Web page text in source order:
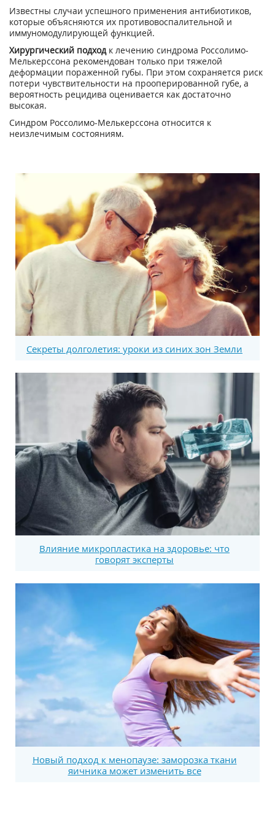
Известны случаи успешного применения антибиотиков,
которые объясняются их противовоспалительной и
иммуномодулирующей функцией.
Хирургический подходк лечению синдрома Россолимо-
Мелькерссона рекомендован только при тяжелой
деформации пораженной губы. При этом сохраняется риск
потери чувствительности на прооперированной губе, а
вероятность рецидива оценивается как достаточно
высокая.
Синдром Россолимо-Мелькерссона относится к
неизлечимым состояниям.
Секреты долголетия: уроки из синих зон Земли
Влияние микропластика на здоровье: что
говорят эксперты
Новый подход к менопаузе: заморозка ткани
яичника может изменить все